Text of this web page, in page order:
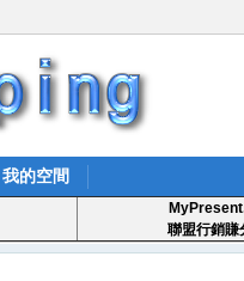
我的空間
聯盟行銷賺